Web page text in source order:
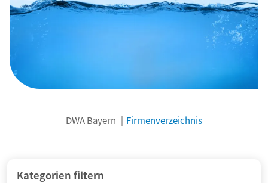
DWA Bayern Firmenverzeichnis
Kategorien filtern